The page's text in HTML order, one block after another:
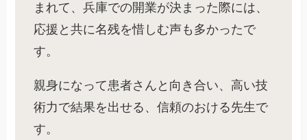
まれて、兵庫での開業が決まった際には、
応援と共に名残を惜しむ声も多かったで
す。
親身になって患者さんと向き合い、高い技
術力で結果を出せる、信頼のおける先生で
す。